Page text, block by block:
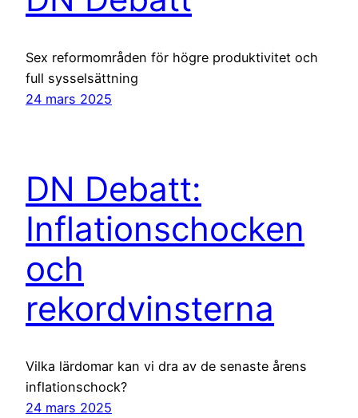
Sex reformområden för högre produktivitet och
full sysselsättning
24 mars 2025
DN Debatt:
Inflationschocken
och
rekordvinsterna
Vilka lärdomar kan vi dra av de senaste årens
inflationschock?
24 mars 2025